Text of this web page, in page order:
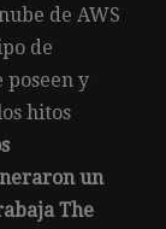
de AWS
de
poseen y
hitos
un
The